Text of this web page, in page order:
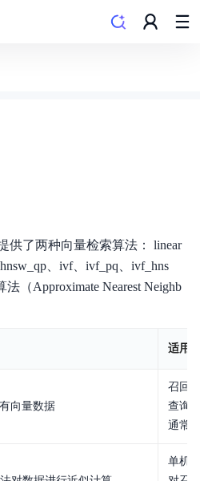
供了两种向量检索算法： linear
、ivf、ivf_pq、ivf_hns
（Approximate Nearest Neighb
适用
向量数据
召回
查询
通常
单机